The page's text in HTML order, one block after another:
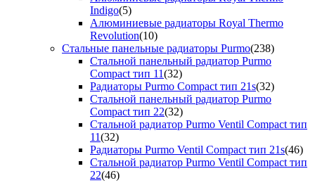
Indigo(5)
Алюминиевые радиаторы Royal Thermo
Revolution(10)
Стальные панельные радиаторы Purmo(238)
Стальной панельный радиатор Purmo
Compact тип 11(32)
Радиаторы Purmo Compact тип 21s(32)
Стальной панельный радиатор Purmo
Compact тип 22(32)
Стальной радиатор Purmo Ventil Compact тип
11(32)
Радиаторы Purmo Ventil Compact тип 21s(46)
Стальной радиатор Purmo Ventil Compact тип
22(46)